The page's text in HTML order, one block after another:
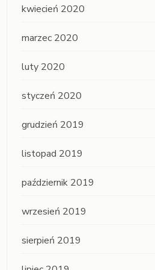
kwiecień 2020
marzec 2020
luty 2020
styczeń 2020
grudzień 2019
listopad 2019
październik 2019
wrzesień 2019
sierpień 2019